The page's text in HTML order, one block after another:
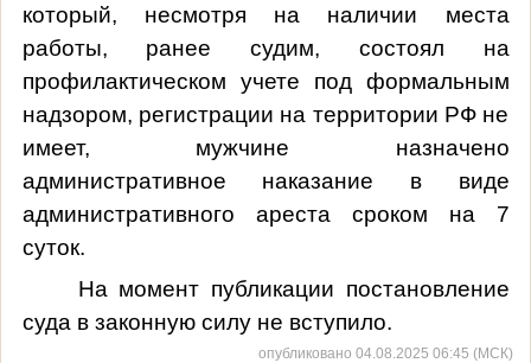
который, несмотря на наличии места
работы, ранее судим, состоял на
профилактическом учете под формальным
надзором, регистрации на территории РФ не
имеет, мужчине назначено
административное наказание в виде
административного ареста сроком на 7
суток.
На момент публикации постановление
суда в законную силу не вступило.
опубликовано 04.08.2025 06:45 (МСК)